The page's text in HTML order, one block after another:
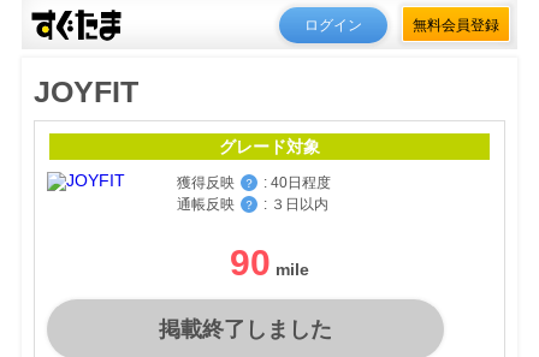
ログイン 無料会員登録
JOYFIT
グレード対象
獲得反映 ？ : 40日程度
通帳反映
？ : ３日以内
90
掲載終了しました